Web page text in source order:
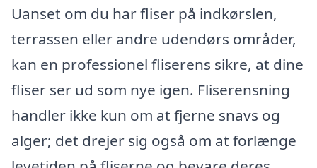
Uanset om du har fliser på indkørslen,
terrassen eller andre udendørs områder,
kan en professionel fliserens sikre, at dine
fliser ser ud som nye igen. Fliserensning
handler ikke kun om at fjerne snavs og
alger; det drejer sig også om at forlænge